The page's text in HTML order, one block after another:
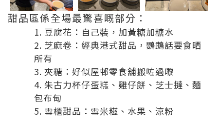
甜品區係全場最驚喜嘅部分：
豆腐花：自己裝，加黃糖加糖水
芝麻卷：經典港式甜品，鸚鵡話要食晒
所有
夾糖：好似屋邨零食舖搬咗過嚟
朱古力杯仔蛋糕、雞仔餅、芝士撻、麵
包布甸
雪櫃甜品：雪米糍、水果、涼粉